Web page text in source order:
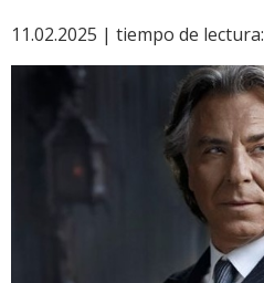
11.02.2025 | tiempo de lectura: